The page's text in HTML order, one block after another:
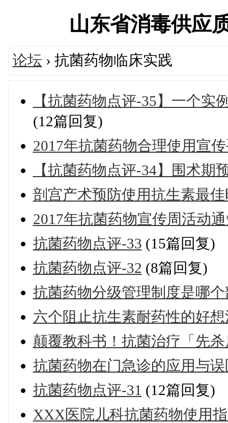
山东省消毒供应
论坛 › 抗菌药物临床实践
【抗菌药物点评-35】一个
(12篇回复)
2017年抗菌药物合理使用宣
【抗菌药物点评-34】围术期
剖宫产术预防使用抗生素最
2017年抗菌药物宣传周活动
抗菌药物点评-33 (15篇回复)
抗菌药物点评-32 (8篇回复)
抗菌药物分级管理制度是哪
六个阻止抗生素耐药性的好想
颠覆教科书！抗菌治疗「先
抗菌药物在门急诊的应用与误
抗菌药物点评-31 (12篇回复)
XXX医院儿科抗菌药物使用